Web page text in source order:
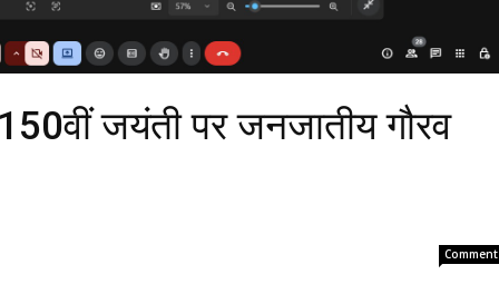
जयंती पर जनजातीय गौरव
Comment